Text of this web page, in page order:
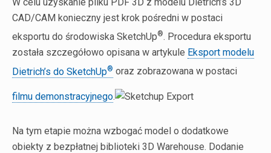
CAD/CAM konieczny jest krok pośredni w postaci
eksportu do środowiska SketchUp®. Procedura eksportu
została szczegółowo opisana w artykule Eksport modelu
Dietrich’s do SketchUp® oraz zobrazowana w postaci
filmu demonstracyjnego.
Na tym etapie można wzbogać model o dodatkowe
obiekty z bezpłatnej biblioteki 3D Warehouse. Dodanie